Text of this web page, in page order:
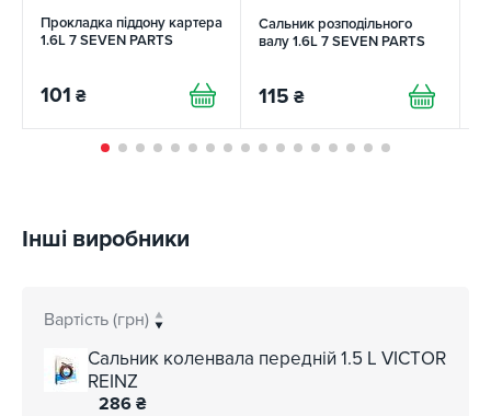
Прокладка піддону картера
1.6L 7 SEVEN PARTS
101 ₴
Сальник розподільного
валу 1.6L 7 SEVEN PARTS
115 ₴
Інші виробники
Вартість (грн)
Сальник коленвала передній 1.5 L VICTOR
REINZ
286 ₴